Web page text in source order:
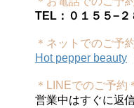
TEL：０１５５−２
＊ネットでのご予
Hot pepper beauty
＊LINEでのご予約
営業中はすぐに返